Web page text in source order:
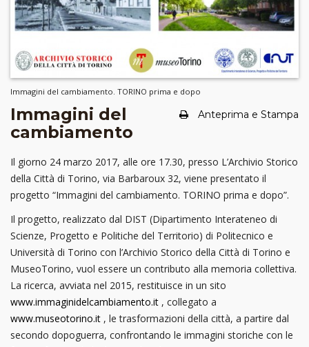
Immagini del cambiamento. TORINO prima e dopo
Anteprima e Stampa
Immagini del
cambiamento
Il giorno 24 marzo 2017, alle ore 17.30, presso L’Archivio Storico
della Città di Torino, via Barbaroux 32, viene presentato il
progetto “Immagini del cambiamento. TORINO prima e dopo”.
Il progetto, realizzato dal DIST (Dipartimento Interateneo di
Scienze, Progetto e Politiche del Territorio) di Politecnico e
Università di Torino con l’Archivio Storico della Città di Torino e
MuseoTorino, vuol essere un contributo alla memoria collettiva.
La ricerca, avviata nel 2015, restituisce in un sito
www.immaginidelcambiamento.it , collegato a
www.museotorino.it , le trasformazioni della città, a partire dal
secondo dopoguerra, confrontando le immagini storiche con le